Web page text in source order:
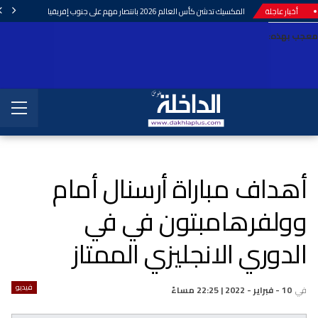
أخبار عاجلة المكسيك تدشن كأس العالم 2026 بانتصار مهم على جنوب إفريقيا
معجب بهذه:
أهداف مباراة أرسنال أمام
وولفرهامبتون في في
الدوري الانجليزي الممتاز
فيديو في 10 - فبراير - 2022 | 22:25 مساءً